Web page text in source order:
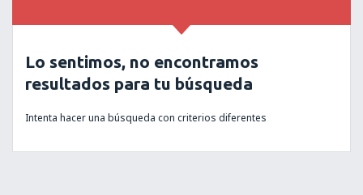
Lo sentimos, no encontramos
resultados para tu búsqueda
Intenta hacer una búsqueda con criterios diferentes